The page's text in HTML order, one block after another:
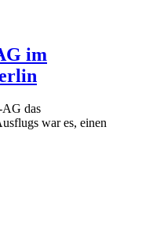
im
AG das
war es, einen